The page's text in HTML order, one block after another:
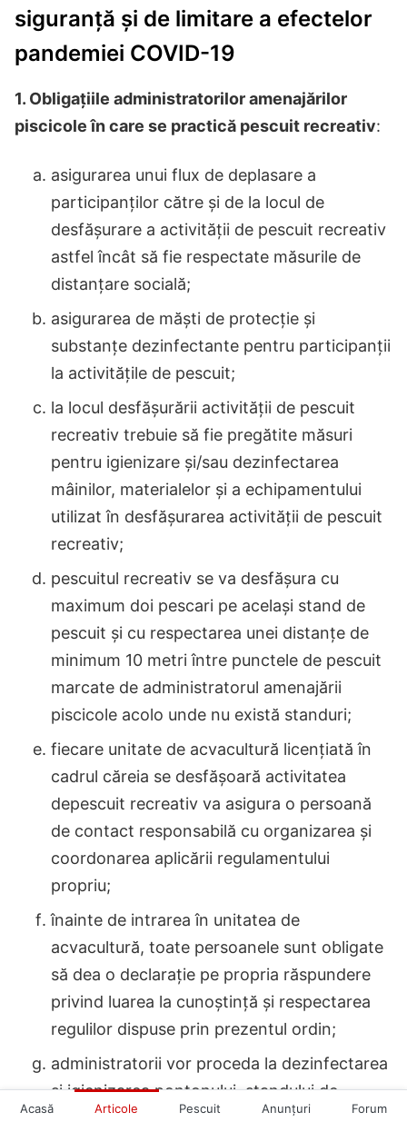
siguranță și de limitare a efectelor
pandemiei COVID-19
1. Obligațiile administratorilor amenajărilor
piscicole în care se practică pescuit recreativ:
asigurarea unui flux de deplasare a
participanților către și de la locul de
desfășurare a activității de pescuit recreativ
astfel încât să fie respectate măsurile de
distanțare socială;
asigurarea de măști de protecție și
substanțe dezinfectante pentru participanții
la activitățile de pescuit;
la locul desfășurării activității de pescuit
recreativ trebuie să fie pregătite măsuri
pentru igienizare și/sau dezinfectarea
mâinilor, materialelor și a echipamentului
utilizat în desfășurarea activității de pescuit
recreativ;
pescuitul recreativ se va desfășura cu
maximum doi pescari pe același stand de
pescuit și cu respectarea unei distanțe de
minimum 10 metri între punctele de pescuit
marcate de administratorul amenajării
piscicole acolo unde nu există standuri;
fiecare unitate de acvacultură licențiată în
cadrul căreia se desfășoară activitatea
depescuit recreativ va asigura o persoană
de contact responsabilă cu organizarea și
coordonarea aplicării regulamentului
propriu;
înainte de intrarea în unitatea de
acvacultură, toate persoanele sunt obligate
să dea o declarație pe propria răspundere
privind luarea la cunoștință și respectarea
regulilor dispuse prin prezentul ordin;
administratorii vor proceda la dezinfectarea
și igienizarea pontonului, standului de
pescuit, foișoarelor, umbrarelor, toaletelor
Acasă Articole Pescuit Anunţuri Forum